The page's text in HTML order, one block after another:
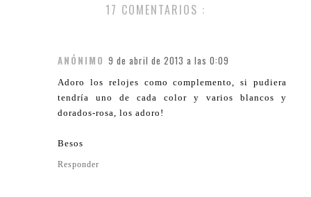
17 COMENTARIOS :
ANÓNIMO 9 de abril de 2013 a las 0:09
Adoro los relojes como complemento, si pudiera
tendría uno de cada color y varios blancos y
dorados-rosa, los adoro!
Besos
Responder